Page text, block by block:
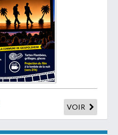
VOIR